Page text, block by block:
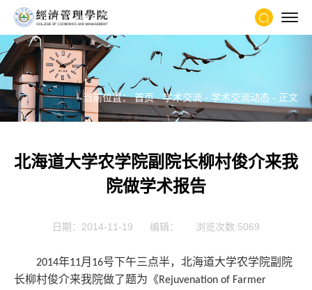
当前位置：首页-学术交流 - 学术交流动态 - 正文
北海道大学农学院副院长柳村俊介来我
院做学术报告
日期：2014-11-19 编辑： 浏览次数:5069
2014年11月 16号下午三点半，北海道大学农学院副院
长柳村俊介来我院做了题为《Rejuvenation of Farmer